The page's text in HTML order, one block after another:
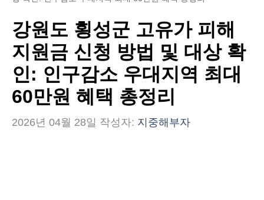
강원도 횡성군 고유가 피해
지원금 신청 방법 및 대상 확
인: 인구감소 우대지역 최대
60만원 혜택 총정리
2026년 04월 28일 작성자: 지중해부자